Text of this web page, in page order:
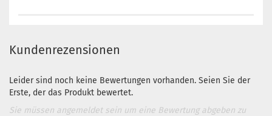
Kundenrezensionen
Leider sind noch keine Bewertungen vorhanden. Seien Sie der
Erste, der das Produkt bewertet.
Sie müssen angemeldet sein um eine Bewertung abgeben zu